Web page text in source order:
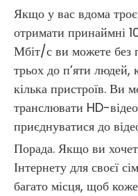
Якщо у вас вдома
отримати принаймні
Мбіт/с ви можете без
трьох до п’яти людей,
кілька пристроїв. Ви
транслювати HD-
приєднуватися до
Порада. Якщо ви
Інтернету для своєї
багато місця, щоб